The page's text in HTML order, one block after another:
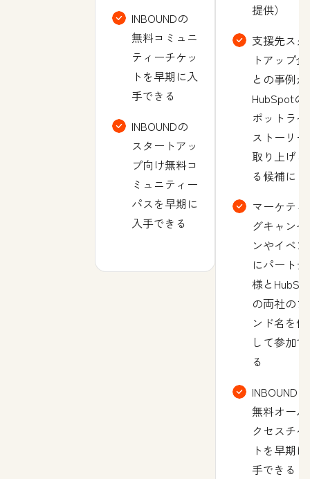
INBOUNDの
無料コミュニ
ティーチケッ
トを早期に入
手できる
INBOUNDの
スタートアッ
プ向け無料コ
ミュニティー
パスを早期に
入手できる
提供）
支援先ス
トアップ
との事例が
HubSpotの
ポットラ
ストーリ
取り上げ
る候補に
マーケテ
グキャン
ンやイベ
にパート
様と
の両社の
ンド名を
して参加
る
INBOUNDの
無料オー
クセスチ
トを早期
手できる